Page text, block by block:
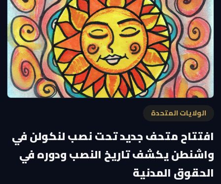
الولايات المتحدة
افتتاح متحف جديد تحت نصب لنكولن في
واشنطن يكشف تاريخ النصب ودوره في
الحقوق المدنية